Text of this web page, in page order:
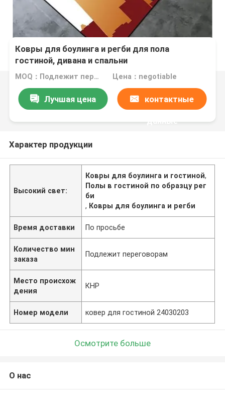
Ковры для боулинга и регби для пола
гостиной, дивана и спальни
MOQ：Подлежит переговорам Цена：negotiable
Лучшая цена контактные
данные
Характер продукции
Высокий свет:
Ковры для боулинга и гостиной,
Полы в гостиной по образцу рег
би
, Ковры для боулинга и регби
Время доставки По просьбе
Количество мин
заказа
Подлежит переговорам
Место происхож
дения
КНР
Номер модели ковер для гостиной 24030203
Осмотрите больше
О нас